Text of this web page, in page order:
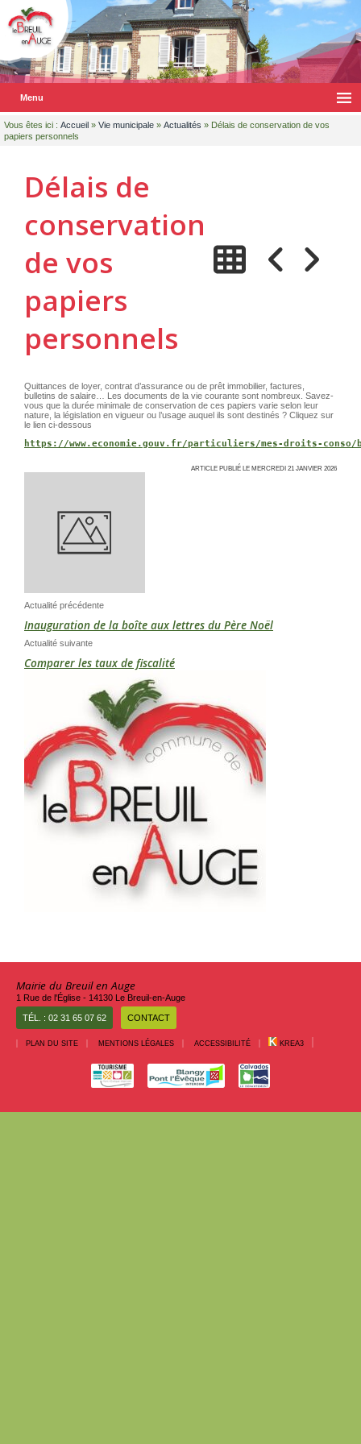
Menu
Vous êtes ici : Accueil » Vie municipale » Actualités » Délais de conservation de vos
papiers personnels
Délais de
conservation
de vos
papiers
personnels
Quittances de loyer, contrat d’assurance ou de prêt immobilier, factures,
bulletins de salaire… Les documents de la vie courante sont nombreux. Savez-
vous que la durée minimale de conservation de ces papiers varie selon leur
nature, la législation en vigueur ou l’usage auquel ils sont destinés ? Cliquez sur
le lien ci-dessous
https://www.economie.gouv.fr/particuliers/mes-droits-conso/
ARTICLE PUBLIÉ LE MERCREDI 21 JANVIER 2026
Actualité précédente
Inauguration de la boîte aux lettres du Père Noël
Actualité suivante
Comparer les taux de fiscalité
Mairie du Breuil en Auge
1 Rue de l'Église - 14130 Le Breuil-en-Auge
TÉL. : 02 31 65 07 62 CONTACT
PLAN DU SITE MENTIONS LÉGALES ACCESSIBILITÉ KREA3